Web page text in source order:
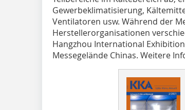
Gewerbeklimatisierung,
Ventilatoren usw. Während der
Herstellerorganisationen
Hangzhou International
Messegelände Chinas. Weitere